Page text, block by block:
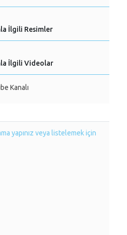
İlgili Resimler
İlgili Videolar
Kanalı
yapınız veya listelemek için